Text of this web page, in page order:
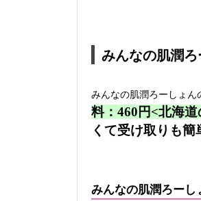
みんなの肌潤
みんなの肌潤ろーしょん
料：460円<北海道
くて受け取りも簡
みんなの肌潤ろーし